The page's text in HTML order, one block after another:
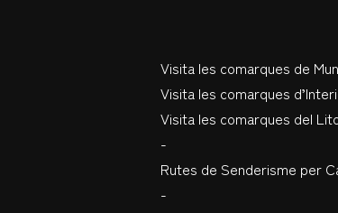
Visita les comarques de
Visita les comarques
Visita les comarques del
-
Rutes de Senderisme per
-